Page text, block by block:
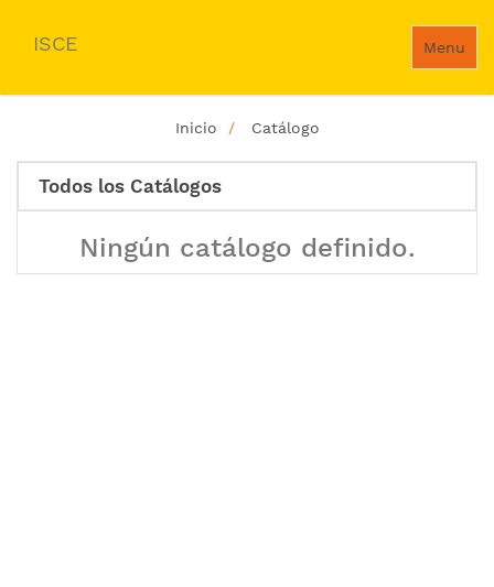
Menu
ISCE
Inicio Catálogo
Todos los Catálogos
Ningún catálogo definido.